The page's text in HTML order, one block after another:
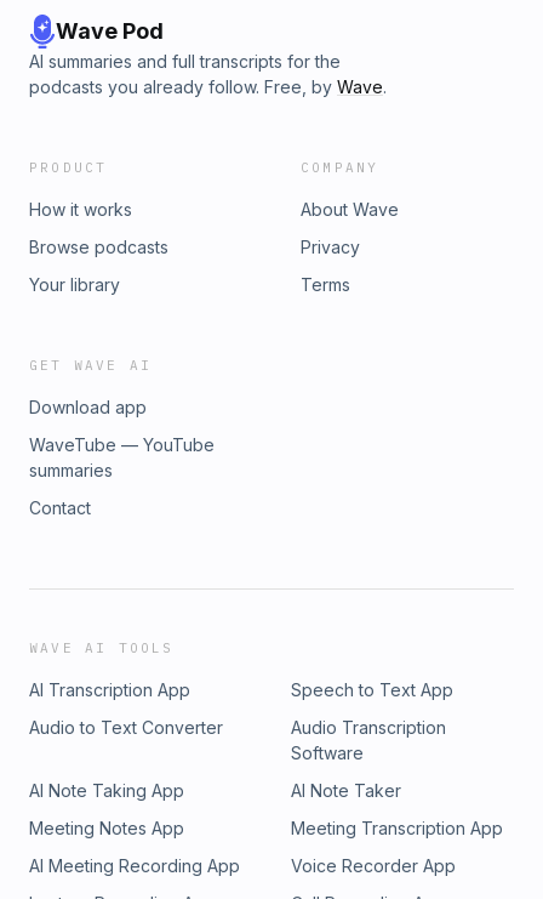
Wave Pod
AI summaries and full transcripts for the
podcasts you already follow. Free, by Wave.
PRODUCT
How it works
Browse podcasts
Your library
COMPANY
About Wave
Privacy
Terms
GET WAVE AI
Download app
WaveTube — YouTube
summaries
Contact
WAVE AI TOOLS
AI Transcription App
Speech to Text App
Audio to Text Converter
Audio Transcription
Software
AI Note Taking App
AI Note Taker
Meeting Notes App
Meeting Transcription App
AI Meeting Recording App
Voice Recorder App